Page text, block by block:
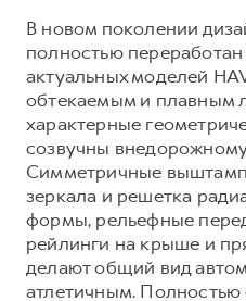
В новом поколении
полностью
актуальных моделей
обтекаемым и плавным
характерные
созвучны
Симметричные
зеркала и решетка
формы, рельефные
рейлинги на крыше и
делают общий вид
атлетичным. Полностью